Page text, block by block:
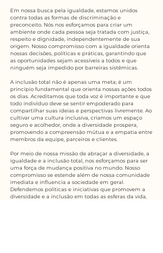
Em nossa busca pela igualdade, estamos unidos
contra todas as formas de discriminação e
preconceito. Nós nos esforçamos para criar um
ambiente onde cada pessoa seja tratada com justiça,
respeito e dignidade, independentemente de sua
origem. Nosso compromisso com a igualdade orienta
nossas decisões, políticas e práticas, garantindo que
as oportunidades sejam acessíveis a todos e que
ninguém seja impedido por barreiras sistêmicas.​
A inclusão total não é apenas uma meta; é um
princípio fundamental que orienta nossas ações todos
os dias. Acreditamos que toda voz é importante e que
todo indivíduo deve se sentir empoderado para
compartilhar suas ideias e perspectivas livremente. Ao
cultivar uma cultura inclusiva, criamos um espaço
seguro e acolhedor, onde a diversidade prospera,
promovendo a compreensão mútua e a empatia entre
membros da equipe, parceiros e clientes.​
Por meio de nossa missão de abraçar a diversidade, a
igualdade e a inclusão total, nos esforçamos para ser
uma força de mudança positiva no mundo. Nosso
compromisso se estende além de nossa comunidade
imediata e influencia a sociedade em geral.
Defendemos políticas e iniciativas que promovem a
diversidade e a inclusão em todas as esferas da vida,